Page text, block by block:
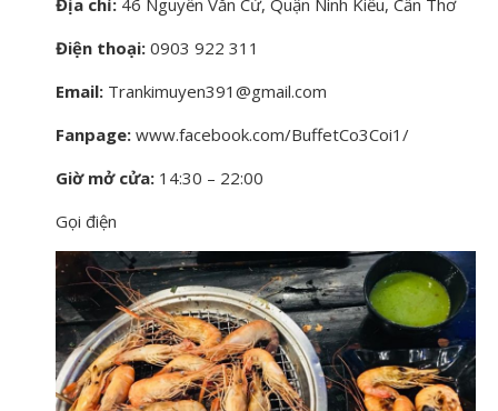
Điện thoại: 0903 922 311
Email: Trankimuyen391@gmail.com
Fanpage: www.facebook.com/BuffetCo3Coi1/
Giờ mở cửa: 14:30 – 22:00
Gọi điện